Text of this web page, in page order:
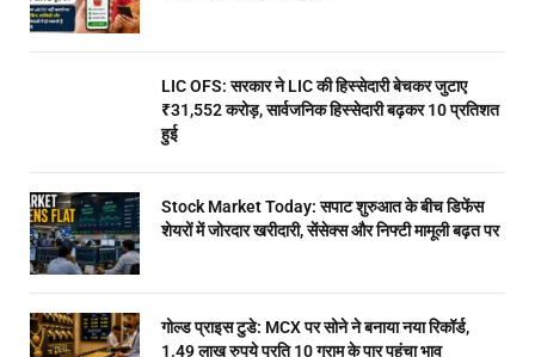
LIC OFS: सरकार ने LIC की हिस्सेदारी बेचकर जुटाए
₹31,552 करोड़, सार्वजनिक हिस्सेदारी बढ़कर 10 प्रतिशत
हुई
Stock Market Today: सपाट शुरुआत के बीच डिफेंस
शेयरों में जोरदार खरीदारी, सेंसेक्स और निफ्टी मामूली बढ़त पर
गोल्ड प्राइस टुडे: MCX पर सोने ने बनाया नया रिकॉर्ड,
1.49 लाख रुपये प्रति 10 ग्राम के पार पहुंचा भाव